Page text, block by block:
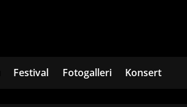
Festival Fotogalleri Konsert